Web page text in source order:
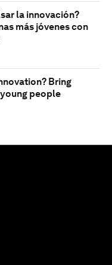
la innovación?
más jóvenes con
Bring
people